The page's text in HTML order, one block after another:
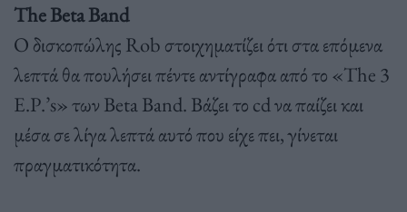
The Beta Band
Ο δισκοπώλης Rob στοιχηματίζει ότι στα επόμενα
λεπτά θα πουλήσει πέντε αντίγραφα από το «The 3
Ε.Ρ.’s» των Beta Band. Βάζει το cd να παίζει και
μέσα σε λίγα λεπτά αυτό που είχε πει, γίνεται
πραγματικότητα.